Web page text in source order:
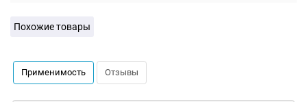
Похожие товары
Применимость Отзывы